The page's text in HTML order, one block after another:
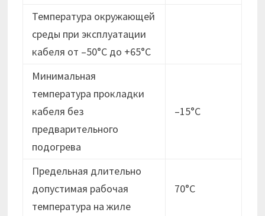
Температура окружающей
среды при эксплуатации
кабеля от –50°C до +65°C
Минимальная
температура прокладки
кабеля без
предварительного
подогрева
–15°C
Предельная длительно
допустимая рабочая
температура на жиле
70°C